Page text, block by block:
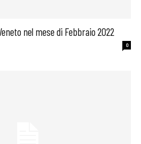
nel mese di Febbraio 2022
0